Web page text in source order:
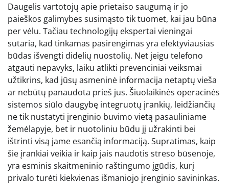
Daugelis vartotojų apie prietaiso saugumą ir jo
paieškos galimybes susimąsto tik tuomet, kai jau būna
per vėlu. Tačiau technologijų ekspertai vieningai
sutaria, kad tinkamas pasirengimas yra efektyviausias
būdas išvengti didelių nuostolių. Net jeigu telefono
atgauti nepavyks, laiku atlikti prevenciniai veiksmai
užtikrins, kad jūsų asmeninė informacija netaptų vieša
ar nebūtų panaudota prieš jus. Šiuolaikinės operacinės
sistemos siūlo daugybę integruotų įrankių, leidžiančių
ne tik nustatyti įrenginio buvimo vietą pasauliniame
žemėlapyje, bet ir nuotoliniu būdu jį užrakinti bei
ištrinti visą jame esančią informaciją. Supratimas, kaip
šie įrankiai veikia ir kaip jais naudotis streso būsenoje,
yra esminis skaitmeninio raštingumo įgūdis, kurį
privalo turėti kiekvienas išmaniojo įrenginio savininkas.